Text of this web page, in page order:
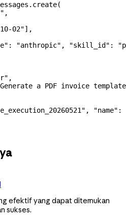
,
02"],
: "anthropic" , "skill_id" :
,
a PDF invoice
, "name" :
efektif yang dapat ditemukan
sukses.